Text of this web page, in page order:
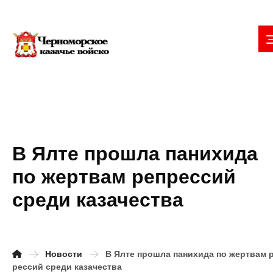
В Ялте прошла панихида
по жертвам репрессий
среди казачества
Новости
В Ялте прошла панихида по жертвам
рессий среди казачества